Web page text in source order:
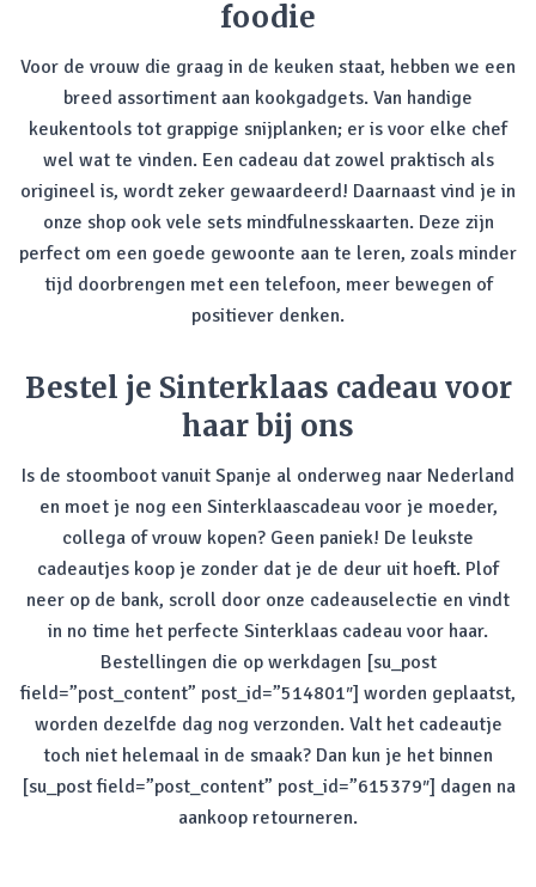
foodie
Voor de vrouw die graag in de keuken staat, hebben we een
breed assortiment aan kookgadgets. Van handige
keukentools tot grappige snijplanken; er is voor elke chef
wel wat te vinden. Een cadeau dat zowel praktisch als
origineel is, wordt zeker gewaardeerd! Daarnaast vind je in
onze shop ook vele sets mindfulnesskaarten. Deze zijn
perfect om een goede gewoonte aan te leren, zoals minder
tijd doorbrengen met een telefoon, meer bewegen of
positiever denken.
Bestel je Sinterklaas cadeau voor
haar bij ons
Is de stoomboot vanuit Spanje al onderweg naar Nederland
en moet je nog een Sinterklaascadeau voor je moeder,
collega of vrouw kopen? Geen paniek! De leukste
cadeautjes koop je zonder dat je de deur uit hoeft. Plof
neer op de bank, scroll door onze cadeauselectie en vindt
in no time het perfecte Sinterklaas cadeau voor haar.
Bestellingen die op werkdagen [su_post
field=”post_content” post_id=”514801″] worden geplaatst,
worden dezelfde dag nog verzonden. Valt het cadeautje
toch niet helemaal in de smaak? Dan kun je het binnen
[su_post field=”post_content” post_id=”615379″] dagen na
aankoop retourneren.